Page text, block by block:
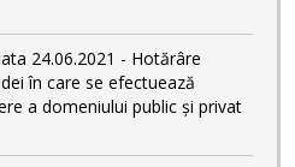
24.06.2021 - Hotărâre
în care se efectuează
a domeniului public şi privat